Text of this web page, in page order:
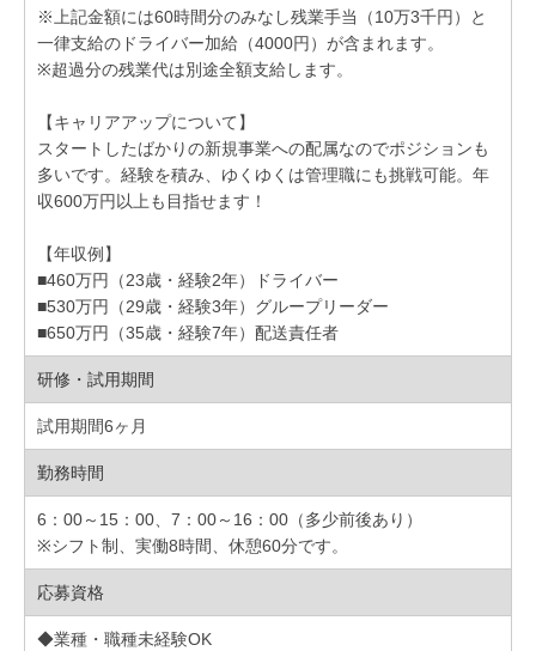
※上記金額には60時間分のみなし残業手当（10万3千円）と
一律支給のドライバー加給（4000円）が含まれます。
※超過分の残業代は別途全額支給します。
【キャリアアップについて】
スタートしたばかりの新規事業への配属なのでポジションも
多いです。経験を積み、ゆくゆくは管理職にも挑戦可能。年
収600万円以上も目指せます！
【年収例】
■460万円（23歳・経験2年）ドライバー
■530万円（29歳・経験3年）グループリーダー
■650万円（35歳・経験7年）配送責任者
研修・試用期間
試用期間6ヶ月
勤務時間
6：00～15：00、7：00～16：00（多少前後あり）
※シフト制、実働8時間、休憩60分です。
応募資格
◆業種・職種未経験OK